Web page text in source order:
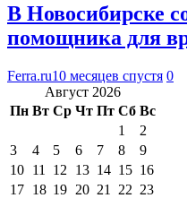
В Новосибирске
помощника для
Ferra.ru10 месяцев спустя 0
Август 2026
Пн Вт Ср Чт Пт Сб Вс
1
2
3
4 5 6 7 8
9
10 11 12 13 14 15 16
17 18 19 20 21 22 23